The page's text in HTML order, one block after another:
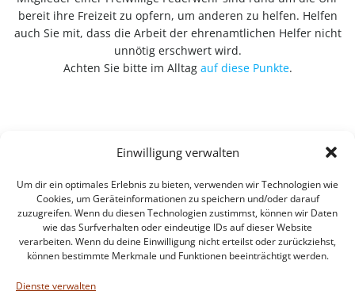
Einwilligung verwalten
Um dir ein optimales Erlebnis zu bieten, verwenden wir Technologien wie
Cookies, um Geräteinformationen zu speichern und/oder darauf
zuzugreifen. Wenn du diesen Technologien zustimmst, können wir Daten
wie das Surfverhalten oder eindeutige IDs auf dieser Website
verarbeiten. Wenn du deine Einwilligung nicht erteilst oder zurückziehst,
können bestimmte Merkmale und Funktionen beeinträchtigt werden.
Dienste verwalten
bereit ihre Freizeit zu opfern, um anderen zu helfen. Helfen
auch Sie mit, dass die Arbeit der ehrenamtlichen Helfer nicht
unnötig erschwert wird.
Achten Sie bitte im Alltag auf diese Punkte.